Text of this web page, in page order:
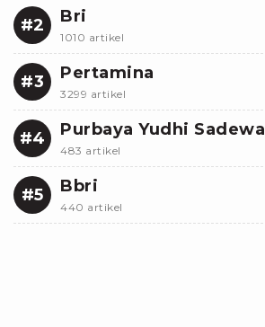
#2 Bri
1010 artikel
#3 Pertamina
3299 artikel
#4 Purbaya Yudhi Sadewa
483 artikel
#5 Bbri
440 artikel